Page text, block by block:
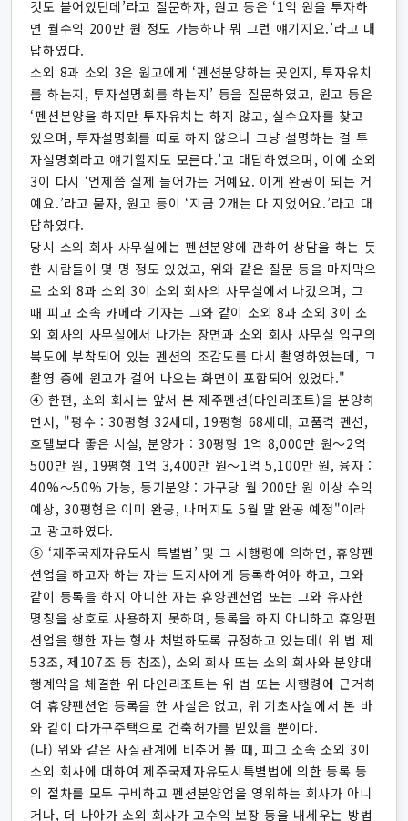
것도 붙어있던데’라고 질문하자, 원고 등은 ‘1억 원을 투자하
면 월수익 200만 원 정도 가능하다 뭐 그런 얘기지요.’라고 대
답하였다.
소외 8과 소외 3은 원고에게 ‘펜션분양하는 곳인지, 투자유치
를 하는지, 투자설명회를 하는지’ 등을 질문하였고, 원고 등은
‘펜션분양을 하지만 투자유치는 하지 않고, 실수요자를 찾고
있으며, 투자설명회를 따로 하지 않으나 그냥 설명하는 걸 투
자설명회라고 얘기할지도 모른다.’고 대답하였으며, 이에 소외
3이 다시 ‘언제쯤 실제 들어가는 거예요. 이게 완공이 되는 거
예요.’라고 묻자, 원고 등이 ‘지금 2개는 다 지었어요.’라고 대
답하였다.
당시 소외 회사 사무실에는 펜션분양에 관하여 상담을 하는 듯
한 사람들이 몇 명 정도 있었고, 위와 같은 질문 등을 마지막으
로 소외 8과 소외 3이 소외 회사의 사무실에서 나갔으며, 그
때 피고 소속 카메라 기자는 그와 같이 소외 8과 소외 3이 소
외 회사의 사무실에서 나가는 장면과 소외 회사 사무실 입구의
복도에 부착되어 있는 펜션의 조감도를 다시 촬영하였는데, 그
촬영 중에 원고가 걸어 나오는 화면이 포함되어 있었다."
④ 한편, 소외 회사는 앞서 본 제주펜션(다인리조트)을 분양하
면서, "평수 : 30평형 32세대, 19평형 68세대, 고품격 펜션,
호텔보다 좋은 시설, 분양가 : 30평형 1억 8,000만 원～2억
500만 원, 19평형 1억 3,400만 원～1억 5,100만 원, 융자 :
40%～50% 가능, 등기분양 : 가구당 월 200만 원 이상 수익
예상, 30평형은 이미 완공, 나머지도 5월 말 완공 예정"이라
고 광고하였다.
⑤ ‘제주국제자유도시 특별법’ 및 그 시행령에 의하면, 휴양펜
션업을 하고자 하는 자는 도지사에게 등록하여야 하고, 그와
같이 등록을 하지 아니한 자는 휴양펜션업 또는 그와 유사한
명칭을 상호로 사용하지 못하며, 등록을 하지 아니하고 휴양펜
션업을 행한 자는 형사 처벌하도록 규정하고 있는데( 위 법 제
53조, 제107조 등 참조), 소외 회사 또는 소외 회사와 분양대
행계약을 체결한 위 다인리조트는 위 법 또는 시행령에 근거하
여 휴양펜션업 등록을 한 사실은 없고, 위 기초사실에서 본 바
와 같이 다가구주택으로 건축허가를 받았을 뿐이다.
(나) 위와 같은 사실관계에 비추어 볼 때, 피고 소속 소외 3이
소외 회사에 대하여 제주국제자유도시특별법에 의한 등록 등
의 절차를 모두 구비하고 펜션분양업을 영위하는 회사가 아니
거나, 더 나아가 소외 회사가 고수익 보장 등을 내세우는 방법